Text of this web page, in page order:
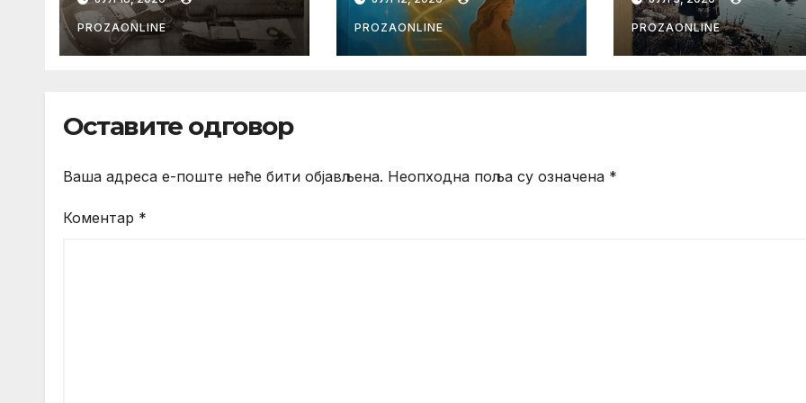
sveta (bilo neko
vreme pošteno)
(autor- Zlatomira
PROZAONLINE
DUHA I TELA SA
TESLOM
PROZAONLINE
KOJE REKA
PROZAONLINE
Оставите одговор
Ваша адреса е-поште неће бити објављена. Неопходна поља су означена *
Коментар *